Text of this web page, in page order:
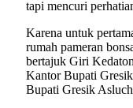
tapi mencuri
Karena untuk
rumah pameran
bertajuk Giri
Kantor Bupati
Bupati Gresik